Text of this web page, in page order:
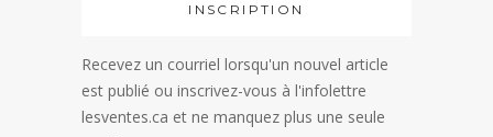
INSCRIPTION
Recevez un courriel lorsqu'un nouvel article
est publié ou inscrivez-vous à l'infolettre
lesventes.ca et ne manquez plus une seule